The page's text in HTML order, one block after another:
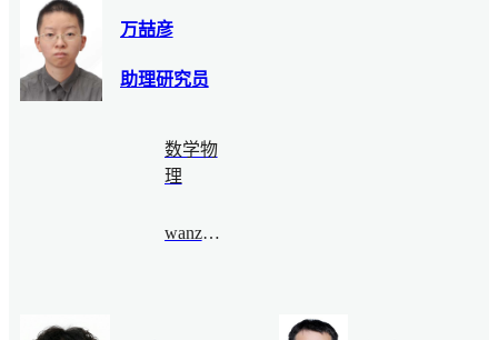
万喆彦
助理研究员
数学物
理
wanzheyan@bimsa.cn